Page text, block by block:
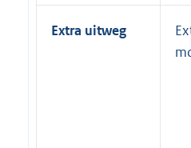
Extra uitweg